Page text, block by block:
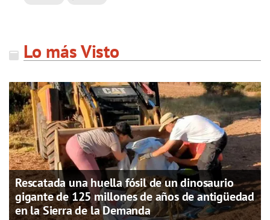
Lo más Visto
Rescatada una huella fósil de un dinosaurio
gigante de 125 millones de años de antigüedad
en la Sierra de la Demanda